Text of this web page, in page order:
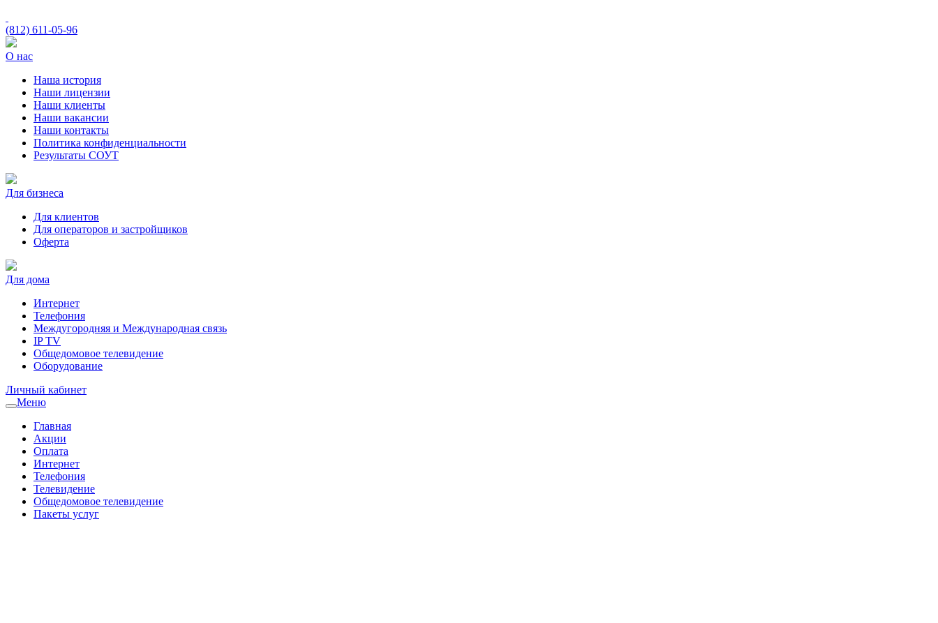
(812) 611-05-96
О нас
Наша история
Наши лицензии
Наши клиенты
Наши вакансии
Наши контакты
Политика конфиденциальности
Результаты СОУТ
Для бизнеса
Для клиентов
Для операторов и застройщиков
Оферта
Для дома
Интернет
Телефония
Междугородняя и Международная связь
IP TV
Общедомовое телевидение
Оборудование
Личный кабинет
Меню
Главная
Акции
Оплата
Интернет
Телефония
Телевидение
Общедомовое телевидение
Пакеты услуг